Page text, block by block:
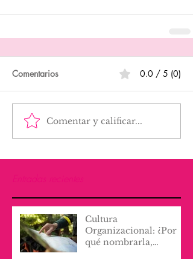
Comentarios 0.0 / 5 (0)
Comentar y calificar...
Cultura
Organizacional: ¿Por
qué nombrarla,